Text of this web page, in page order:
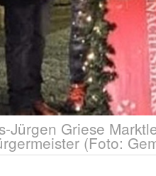
Jürgen Griese
(Foto: